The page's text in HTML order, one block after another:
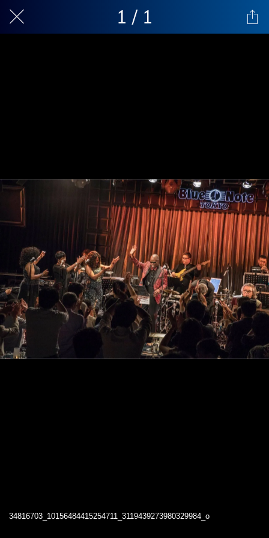
1 / 1
34816703_10156484415254711_3119439273980329984_o